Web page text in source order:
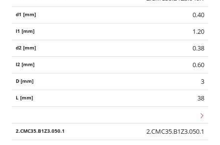
0.40
1.20
0.38
0.60
3
38
2.CMC35.B1Z3.050.1